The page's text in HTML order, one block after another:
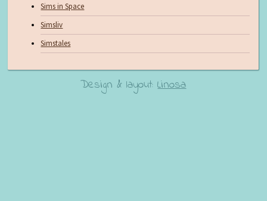
Sims in Space
Simsliv
Simstales
Design & layout:Linosa